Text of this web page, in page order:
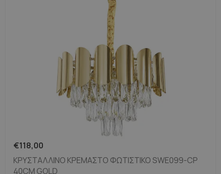
€118,00
ΚΡΥΣΤΆΛΛΙΝΟ ΚΡΕΜΑΣΤΌ ΦΩΤΙΣΤΙΚΌ SWE099-CP
40CM GOLD